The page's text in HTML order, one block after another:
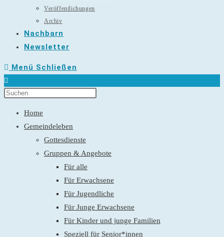
Veröffentlichungen
Archiv
Nachbarn
Newsletter
Menü Schließen
Home
Gemeindeleben
Gottesdienste
Gruppen & Angebote
Für alle
Für Erwachsene
Für Jugendliche
Für Junge Erwachsene
Für Kinder und junge Familien
Speziell für Senior*innen